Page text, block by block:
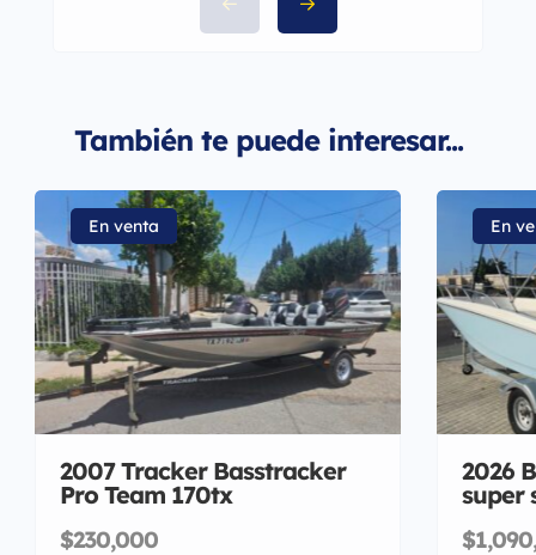
También te puede interesar...
En venta
2007 Tracker Basstracker
Pro Team 170tx
$230,000
En
2026
super